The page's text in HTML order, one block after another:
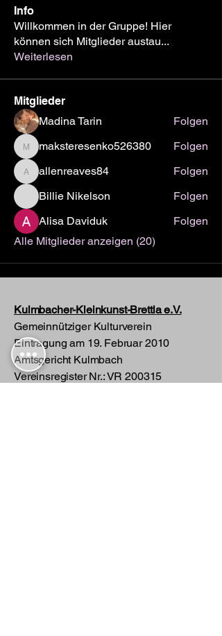
Info
Willkommen in der Gruppe! Hier
können sich Mitglieder austau...
Weiterlesen
Mitglieder
Madina Tarin
Folgen
maksteresenko526380
maksteresenko526380 Folgen
allenreaves84
allenreaves84
Folgen
Billie Nikelson
Folgen
Alisa Daviduk
Folgen
Alle Mitglieder anzeigen (20)
Kulmbacher-Kleinkunst-Brettla e.V.
Gemeinnütziger Kulturverein
Eintragung am 19. Februar 2010
Amtsgericht Kulmbach
Vereinsregister Nr.: VR 200315